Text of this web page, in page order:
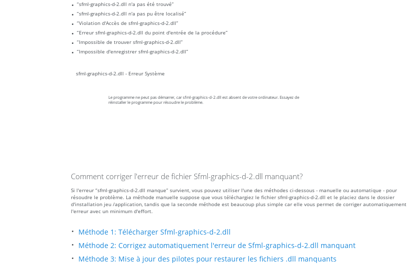
“sfml-graphics-d-2.dll n'a pas été trouvé”
“sfml-graphics-d-2.dll n'a pas pu être localisé”
“Violation d'Accès de sfml-graphics-d-2.dll”
“Erreur sfml-graphics-d-2.dll du point d'entrée de la procédure”
“Impossible de trouver sfml-graphics-d-2.dll”
“Impossible d'enregistrer sfml-graphics-d-2.dll”
sfml-graphics-d-2.dll - Erreur Système
Le programme ne peut pas démarrer, car sfml-graphics-d-2.dll est absent de votre ordinateur. Essayez de
réinstaller le programme pour résoudre le problème.
Comment corriger l'erreur de fichier Sfml-graphics-d-2.dll manquant?
Si l'erreur “sfml-graphics-d-2.dll manque” survient, vous pouvez utiliser l'une des méthodes ci-dessous - manuelle ou automatique - pour
résoudre le problème. La méthode manuelle suppose que vous téléchargiez le fichier sfml-graphics-d-2.dll et le placiez dans le dossier
d'installation jeu /application, tandis que la seconde méthode est beaucoup plus simple car elle vous permet de corriger automatiquement
l'erreur avec un minimum d'effort.
Méthode 1: Télécharger Sfml-graphics-d-2.dll
Méthode 2: Corrigez automatiquement l'erreur de Sfml-graphics-d-2.dll manquant
Méthode 3: Mise à jour des pilotes pour restaurer les fichiers .dll manquants